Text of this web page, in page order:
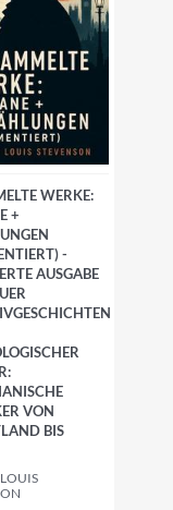
WERKE:
+
-
AUSGABE
VON
BIS